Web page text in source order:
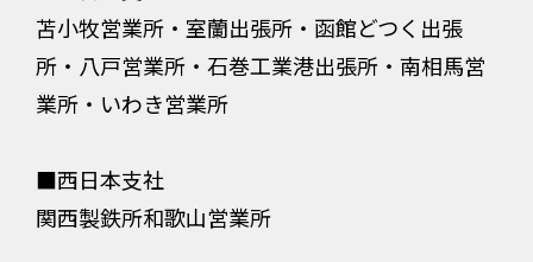
苫小牧営業所・室蘭出張所・函館どつく出張
所・八戸営業所・石巻工業港出張所・南相馬営
業所・いわき営業所
■西日本支社
関西製鉄所和歌山営業所